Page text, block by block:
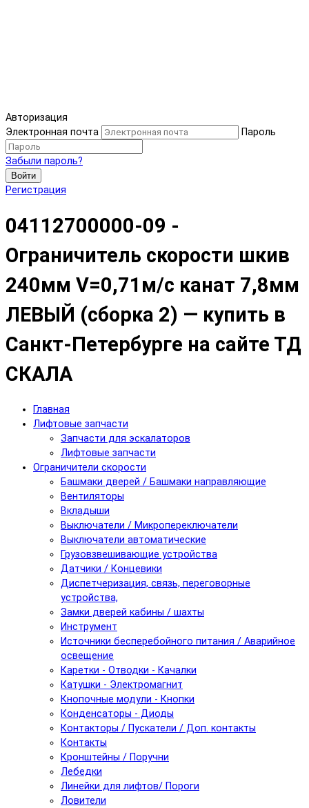
Авторизация
Электронная почта
Пароль
Забыли пароль?
Войти
Регистрация
04112700000-09 -
Ограничитель скорости шкив
240мм V=0,71м/с канат 7,8мм
ЛЕВЫЙ (сборка 2) — купить в
Санкт-Петербурге на сайте ТД
СКАЛА
Главная
Лифтовые запчасти
Запчасти для эскалаторов
Лифтовые запчасти
Ограничители скорости
Башмаки дверей / Башмаки направляющие
Вентиляторы
Вкладыши
Выключатели / Микропереключатели
Выключатели автоматические
Грузовзвешивающие устройства
Датчики / Концевики
Диспетчеризация, связь, переговорные
устройства,
Замки дверей кабины / шахты
Инструмент
Источники бесперебойного питания / Аварийное
освещение
Каретки - Отводки - Качалки
Катушки - Электромагнит
Кнопочные модули - Кнопки
Конденсаторы - Диоды
Контакторы / Пускатели / Доп. контакты
Контакты
Кронштейны / Поручни
Лебедки
Линейки для лифтов/ Пороги
Ловители